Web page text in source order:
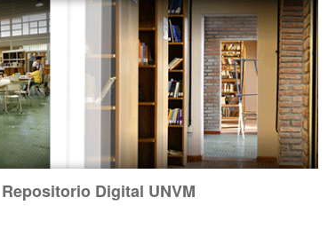
Repositorio Digital UNVM